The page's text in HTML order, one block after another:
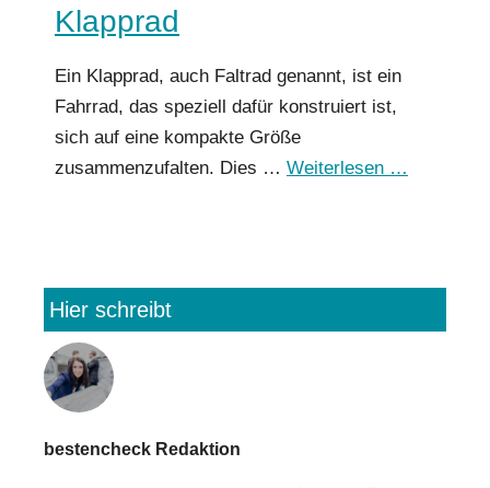
Klapprad
Ein Klapprad, auch Faltrad genannt, ist ein
Fahrrad, das speziell dafür konstruiert ist,
sich auf eine kompakte Größe
zusammenzufalten. Dies … Weiterlesen …
Hier schreibt
bestencheck Redaktion